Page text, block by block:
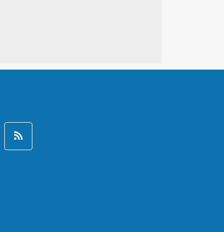
IN BREVE 18/01